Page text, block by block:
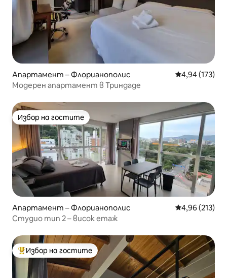
Апартамент – Флорианополис Средна
4,94 (173)
Модерен апартамент в Триндаде
Избор на гостите
Избор на гостите
Апартамент – Флорианополис Средна
4,96 (213)
Студио тип 2 – висок етаж
Най-популярен избор на гостите
Избор на гостите